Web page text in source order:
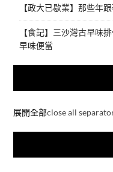
【政大已歇業】那些年
【食記】三沙灣古早味
早味便當
展開全部close all